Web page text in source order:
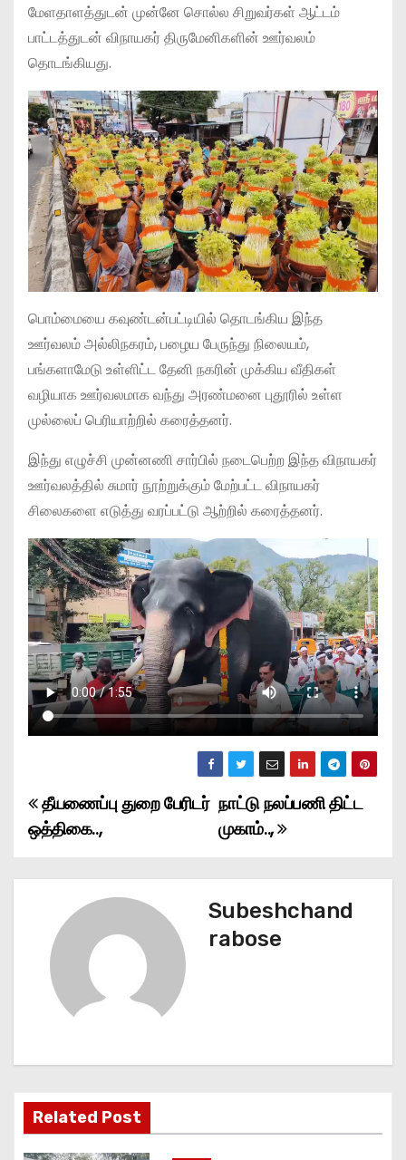
மேளதாளத்துடன் முன்னே சொல்ல சிறுவர்கள் ஆட்டம்
பாட்டத்துடன் விநாயகர் திருமேனிகளின் ஊர்வலம்
தொடங்கியது.
பொம்மையை கவுண்டன்பட்டியில் தொடங்கிய இந்த
ஊர்வலம் அல்லிநகரம், பழைய பேருந்து நிலையம்,
பங்களாமேடு உள்ளிட்ட தேனி நகரின் முக்கிய வீதிகள்
வழியாக ஊர்வலமாக வந்து அரண்மனை புதூரில் உள்ள
முல்லைப் பெரியாற்றில் கரைத்தனர்.
இந்து எழுச்சி முன்னணி சார்பில் நடைபெற்ற இந்த விநாயகர்
ஊர்வலத்தில் சுமார் நூற்றுக்கும் மேற்பட்ட விநாயகர்
சிலைகளை எடுத்து வரப்பட்டு ஆற்றில் கரைத்தனர்.
P
o
s
i
g
a
நாட்டு நலப்பணி திட்ட
முகாம்..,
தீயணைப்பு துறை பேரிடர்
ஒத்திகை..,
Subeshchand
rabose
Related Post